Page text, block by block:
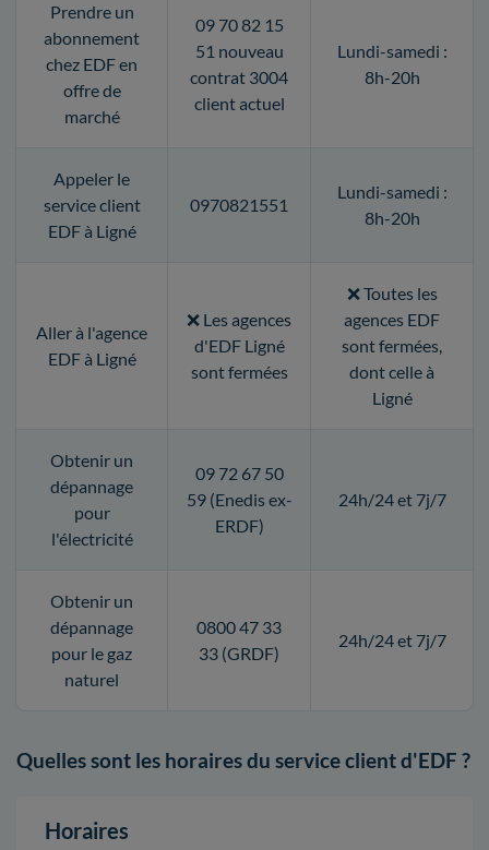
Prendre un
abonnement
chez EDF en
offre de
marché
09 70 82 15
51 nouveau
contrat 3004
client actuel
Lundi-samedi :
8h-20h
Appeler le
service client
EDF à Ligné
0970821551
Lundi-samedi :
8h-20h
Aller à l'agence
EDF à Ligné
❌ Les agences
d'EDF Ligné
sont fermées
❌ Toutes les
agences EDF
sont fermées,
dont celle à
Ligné
Obtenir un
dépannage
pour
l'électricité
09 72 67 50
59 (Enedis ex-
ERDF)
24h/24 et 7j/7
Obtenir un
dépannage
pour le gaz
naturel
0800 47 33
33 (GRDF)
24h/24 et 7j/7
Quelles sont les horaires du service client d'EDF ?
Horaires